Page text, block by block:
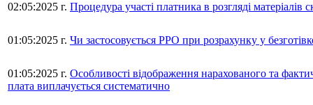
02:05:2025 г. Процедура участі платника в розгляді
01:05:2025 г. Чи застосовується РРО при розрахунку у
01:05:2025 г. Особливості відображення нарахованого та
плата виплачується систематично